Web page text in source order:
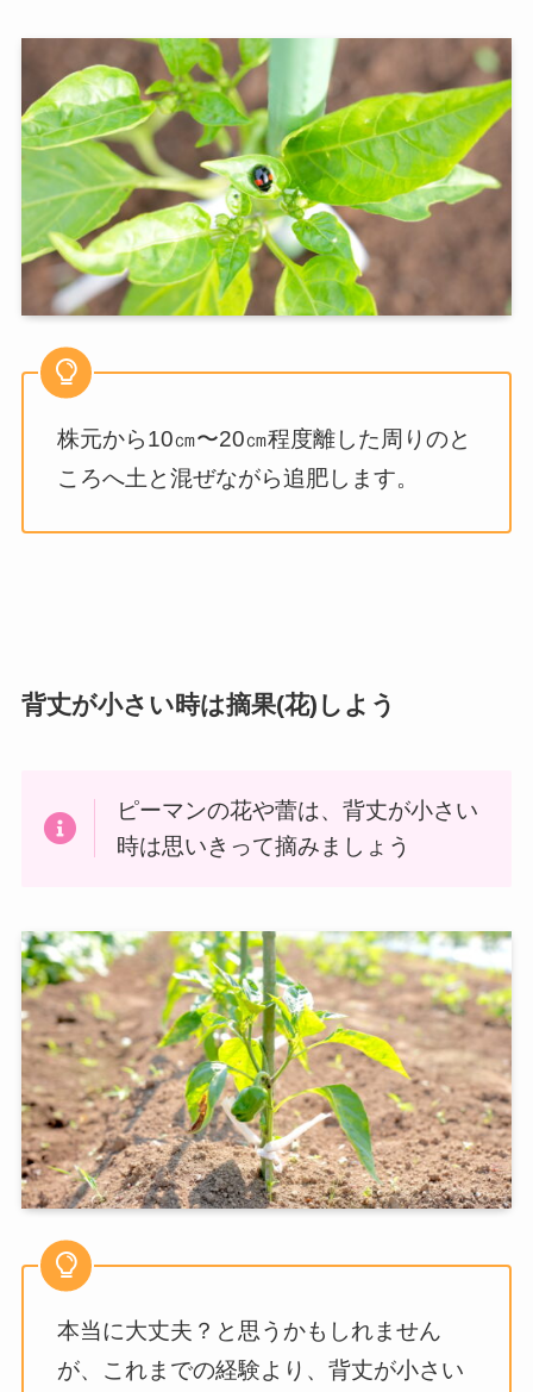
株元から10㎝〜20㎝程度離した周りのと
ころへ土と混ぜながら追肥します。
背丈が小さい時は摘果(花)しよう
ピーマンの花や蕾は、背丈が小さい
時は思いきって摘みましょう
本当に大丈夫？と思うかもしれません
が、これまでの経験より、背丈が小さい